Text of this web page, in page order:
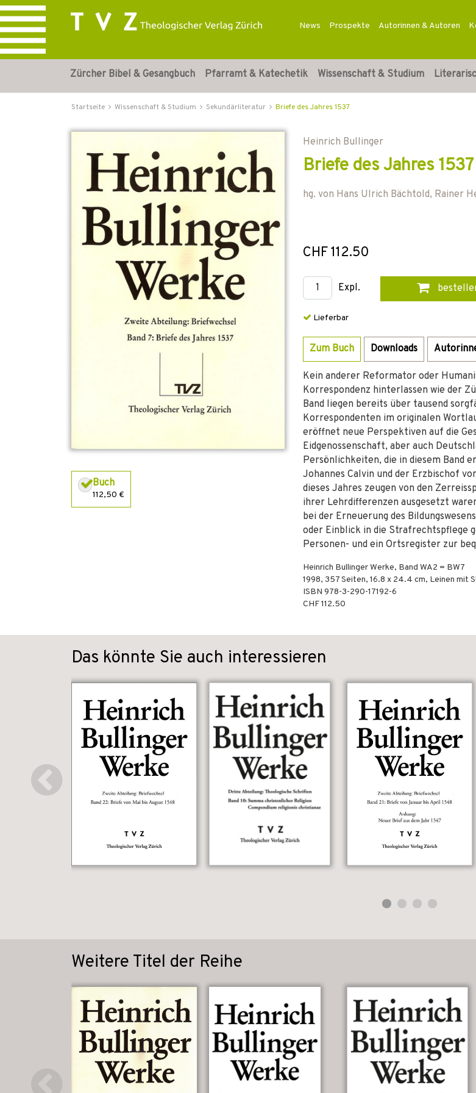
News Prospekte Autorinnen & Autoren
Zürcher Bibel & Gesangbuch Pfarramt & Katechetik Wissenschaft & Studium
Startseite Wissenschaft & Studium Sekundärliteratur Briefe des Jahres 1537
Buch
112,50 €
Heinrich Bullinger
Briefe des Jahres 1537
hg. von Hans Ulrich Bächtold, Rainer
CHF 112.50
Expl.
Lieferbar
Zum Buch Downloads
Kein anderer Reformator oder
Korrespondenz hinterlassen wie der
Band liegen bereits über tausend
Korrespondenten im originalen
eröffnet neue Perspektiven auf die
Eidgenossenschaft, aber auch
Persönlichkeiten, die in diesem Band
Johannes Calvin und der Erzbischof
dieses Jahres zeugen von den
ihrer Lehrdifferenzen ausgesetzt
bei der Erneuerung des
oder Einblick in die Strafrechtspflege
Personen- und ein Ortsregister zur
Heinrich Bullinger Werke, Band WA2 = BW7
1998, 357Seiten, 16.8 x 24.4 cm, Leinen mit
ISBN 978-3-290-17192-6
CHF 112.50
Das könnte Sie auch interessieren
Weitere Titel der Reihe